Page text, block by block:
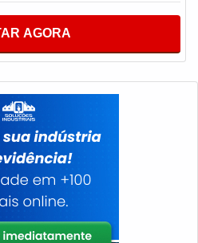
já antecipa, é o trabalho que
materiais de alta qualidade
durante todo a vida
intuito de criar uma relação
o ambiente ainda
permite informar, promover,
que torna a utilização
de segmentos variados. É
tem como marca da
da qualidade com
AGORA